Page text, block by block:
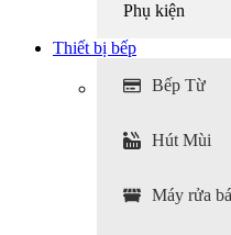
Phụ kiện
Thiết bị bếp
Bếp Từ
Hút Mùi
Máy rửa